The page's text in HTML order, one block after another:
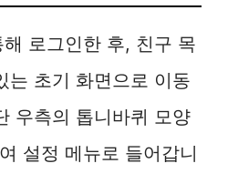
로그인한 후, 친구 목
는 초기 화면으로 이동
우측의 톱니바퀴 모양
설정 메뉴로 들어갑니